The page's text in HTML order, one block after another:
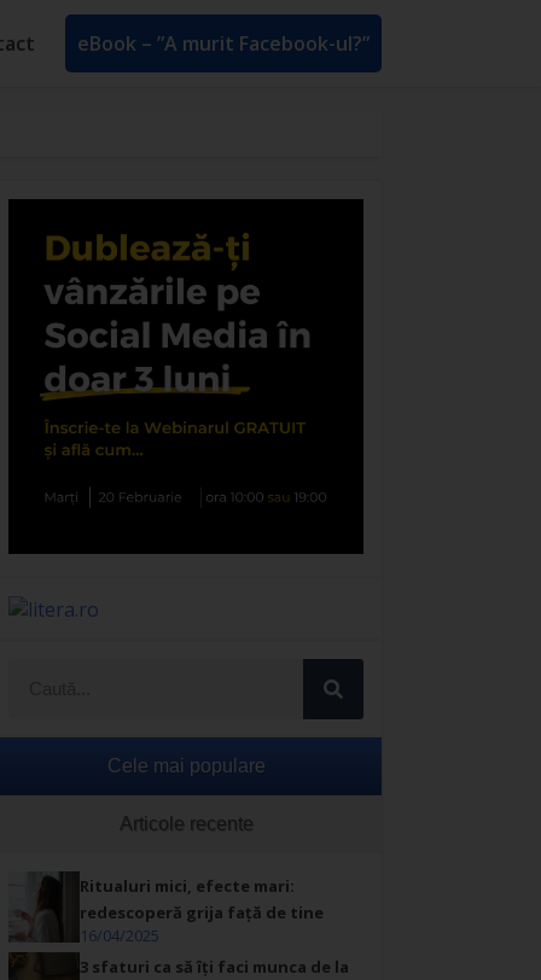
eBook – ”A murit Facebook-ul?”
Cele mai populare
Articole recente
Ritualuri mici, efecte mari:
redescoperă grija față de tine
16/04/2025
3 sfaturi ca să îți faci munca de la